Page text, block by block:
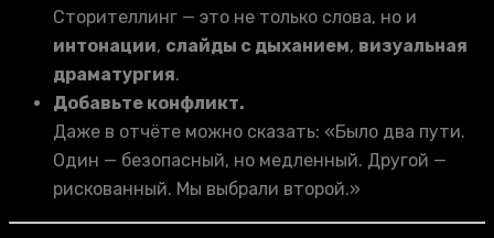
Сторителлинг — это не только слова, но и
интонации, слайды с дыханием, визуальная
драматургия.
Добавьте конфликт.
Даже в отчёте можно сказать: «Было два пути.
Один — безопасный, но медленный. Другой —
рискованный. Мы выбрали второй.»